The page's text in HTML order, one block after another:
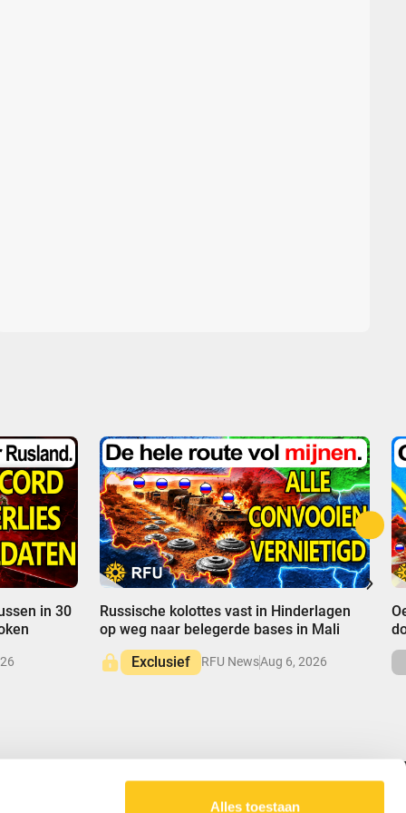
Alles toestaan
in 30
Russische kolottes vast in Hinderlagen
op weg naar belegerde bases in Mali
Exclusief
RFU NewsAug 6, 2026